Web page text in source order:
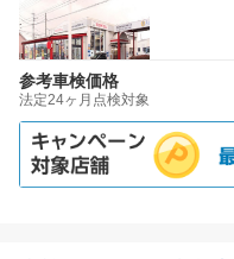
参考車検価格
法定24ヶ月点検対象